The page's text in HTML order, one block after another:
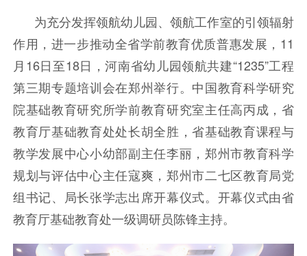
为充分发挥领航幼儿园、领航工作室的引领辐射
作用，进一步推动全省学前教育优质普惠发展，11
月16日至18日，河南省幼儿园领航共建“1235”工程
第三期专题培训会在郑州举行。中国教育科学研究
院基础教育研究所学前教育研究室主任高丙成，省
教育厅基础教育处处长胡全胜，省基础教育课程与
教学发展中心小幼部副主任李丽，郑州市教育科学
规划与评估中心主任寇爽，郑州市二七区教育局党
组书记、局长张学志出席开幕仪式。开幕仪式由省
教育厅基础教育处一级调研员陈锋主持。